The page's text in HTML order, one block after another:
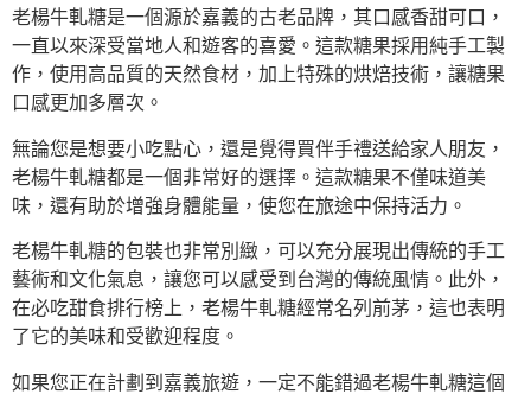
老楊牛軋糖是一個源於嘉義的古老品牌，其口感香甜可口，
一直以來深受當地人和遊客的喜愛。這款糖果採用純手工製
作，使用高品質的天然食材，加上特殊的烘焙技術，讓糖果
口感更加多層次。
無論您是想要小吃點心，還是覺得買伴手禮送給家人朋友，
老楊牛軋糖都是一個非常好的選擇。這款糖果不僅味道美
味，還有助於增強身體能量，使您在旅途中保持活力。
老楊牛軋糖的包裝也非常別緻，可以充分展現出傳統的手工
藝術和文化氣息，讓您可以感受到台灣的傳統風情。此外，
在必吃甜食排行榜上，老楊牛軋糖經常名列前茅，這也表明
了它的美味和受歡迎程度。
如果您正在計劃到嘉義旅遊，一定不能錯過老楊牛軋糖這個